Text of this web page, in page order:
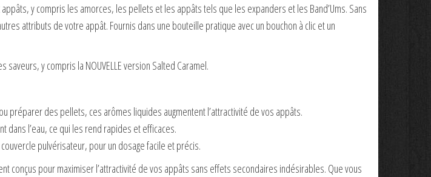
y compris les amorces, les pellets et les appâts tels que les expanders et les Band’Ums. Sans
attributs de votre appât. Fournis dans une bouteille pratique avec un bouchon à clic et un
y compris la NOUVELLE version Salted Caramel.
préparer des pellets, ces arômes liquides augmentent l’attractivité de vos appâts.
dans l’eau, ce qui les rend rapides et efficaces.
pulvérisateur, pour un dosage facile et précis.
conçus pour maximiser l’attractivité de vos appâts sans effets secondaires indésirables. Que vous